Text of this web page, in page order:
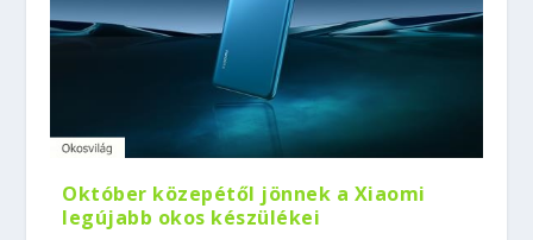
Október közepétől jönnek a Xiaomi
legújabb okos készülékei